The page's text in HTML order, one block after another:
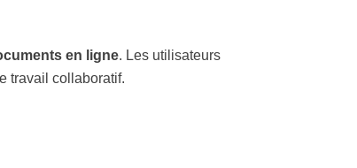
en ligne. Les utilisateurs
travail collaboratif.